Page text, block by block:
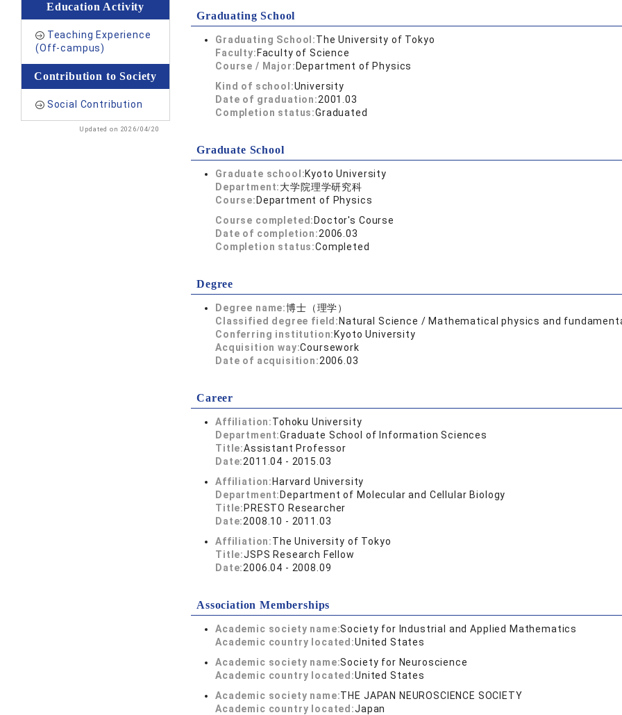
Education Activity
Teaching Experience
(Off-campus)
Contribution to Society
Social Contribution
Updated on 2026/04/20
Graduating School
Graduating School:The University of Tokyo
Faculty: Faculty of Science
Course / Major: Department of Physics
Kind of school:University
Date of graduation:2001.03
Completion status:Graduated
Graduate School
Graduate school:Kyoto University
Department:大学院理学研究科
Course: Department of Physics
Course completed: Doctor's Course
Date of completion:2006.03
Completion status:Completed
Degree
Degree name:博士（理学）
Classified degree field: Natural Science / Mathematical physics and
Conferring institution: Kyoto University
Acquisition way:Coursework
Date of acquisition:2006.03
Career
Affiliation:Tohoku University
Department:Graduate School of Information Sciences
Title:Assistant Professor
Date:2011.04 - 2015.03
Affiliation: Harvard University
Department: Department of Molecular and Cellular Biology
Title: PRESTO Researcher
Date:2008.10 - 2011.03
Affiliation:The University of Tokyo
Title:JSPS Research Fellow
Date:2006.04 - 2008.09
Association Memberships
Academic society name:Society for Industrial and Applied Mathematics
Academic country located:United States
Academic society name:Society for Neuroscience
Academic country located:United States
Academic society name:THE JAPAN NEUROSCIENCE SOCIETY
Academic country located:Japan